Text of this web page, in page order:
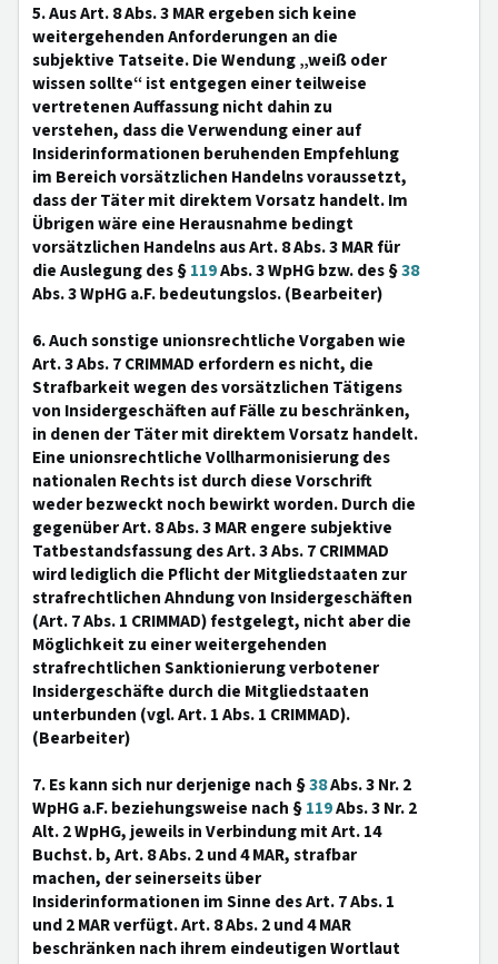
5. Aus Art. 8 Abs. 3 MAR ergeben sich keine
weitergehenden Anforderungen an die
subjektive Tatseite. Die Wendung „weiß oder
wissen sollte“ ist entgegen einer teilweise
vertretenen Auffassung nicht dahin zu
verstehen, dass die Verwendung einer auf
Insiderinformationen beruhenden Empfehlung
im Bereich vorsätzlichen Handelns voraussetzt,
dass der Täter mit direktem Vorsatz handelt. Im
Übrigen wäre eine Herausnahme bedingt
vorsätzlichen Handelns aus Art. 8 Abs. 3 MAR für
die Auslegung des §119Abs. 3 WpHG bzw. des §38
Abs. 3 WpHG a.F. bedeutungslos. (Bearbeiter)
6. Auch sonstige unionsrechtliche Vorgaben wie
Art. 3 Abs. 7 CRIMMAD erfordern es nicht, die
Strafbarkeit wegen des vorsätzlichen Tätigens
von Insidergeschäften auf Fälle zu beschränken,
in denen der Täter mit direktem Vorsatz handelt.
Eine unionsrechtliche Vollharmonisierung des
nationalen Rechts ist durch diese Vorschrift
weder bezweckt noch bewirkt worden. Durch die
gegenüber Art. 8 Abs. 3 MAR engere subjektive
Tatbestandsfassung des Art. 3 Abs. 7 CRIMMAD
wird lediglich die Pflicht der Mitgliedstaaten zur
strafrechtlichen Ahndung von Insidergeschäften
(Art. 7 Abs. 1 CRIMMAD) festgelegt, nicht aber die
Möglichkeit zu einer weitergehenden
strafrechtlichen Sanktionierung verbotener
Insidergeschäfte durch die Mitgliedstaaten
unterbunden (vgl. Art. 1 Abs. 1 CRIMMAD).
(Bearbeiter)
7. Es kann sich nur derjenige nach §38Abs. 3 Nr. 2
WpHG a.F. beziehungsweise nach §119Abs. 3 Nr. 2
Alt. 2 WpHG, jeweils in Verbindung mit Art. 14
Buchst. b, Art. 8 Abs. 2 und 4 MAR, strafbar
machen, der seinerseits über
Insiderinformationen im Sinne des Art. 7 Abs. 1
und 2 MAR verfügt. Art. 8 Abs. 2 und 4 MAR
beschränken nach ihrem eindeutigen Wortlaut